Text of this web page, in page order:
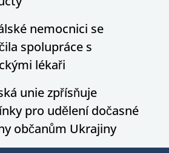
nemocnici se
spolupráce s
lékaři
unie zpřísňuje
pro udělení dočasné
občanům Ukrajiny